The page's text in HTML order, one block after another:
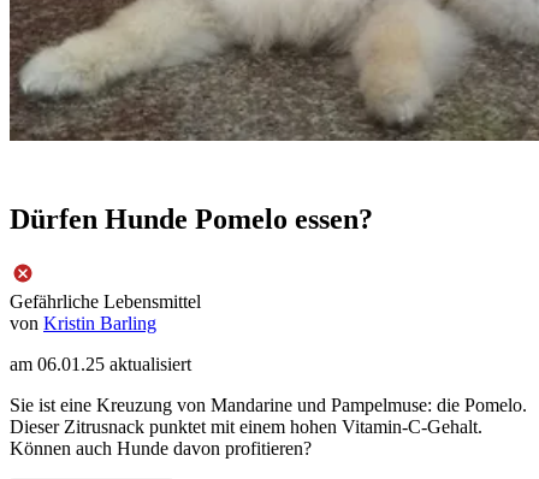
Dürfen Hunde Pomelo essen?
Gefährliche Lebensmittel
von Kristin Barling
am 06.01.25 aktualisiert
Sie ist eine Kreuzung von Mandarine und Pampelmuse: die Pomelo.
Dieser Zitrusnack punktet mit einem hohen Vitamin-C-Gehalt.
Können auch Hunde davon profitieren?